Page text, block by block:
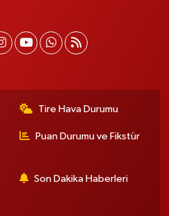
Tire Hava Durumu
Puan Durumu ve Fikstür
Son Dakika Haberleri